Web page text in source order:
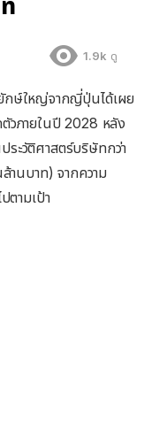
1.9k ดู
กษ์ใหญ่จากญี่ปุ่นได้เผย
วภายในปี 2028 หลัง
ะวัติศาสตร์บริษัทกว่า
นบาท) จากความ
ตามเป้า